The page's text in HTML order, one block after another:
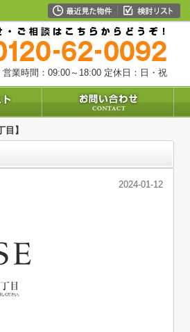
営業時間：09:00～18:00 定休日：日・祝
】
2024-01-12